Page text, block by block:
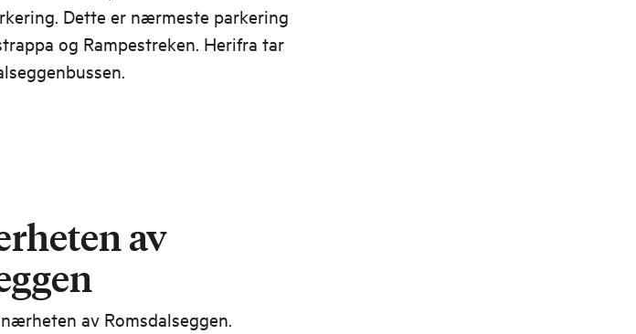
Dette er nærmeste parkering
og Rampestreken. Herifra tar
av
av Romsdalseggen.